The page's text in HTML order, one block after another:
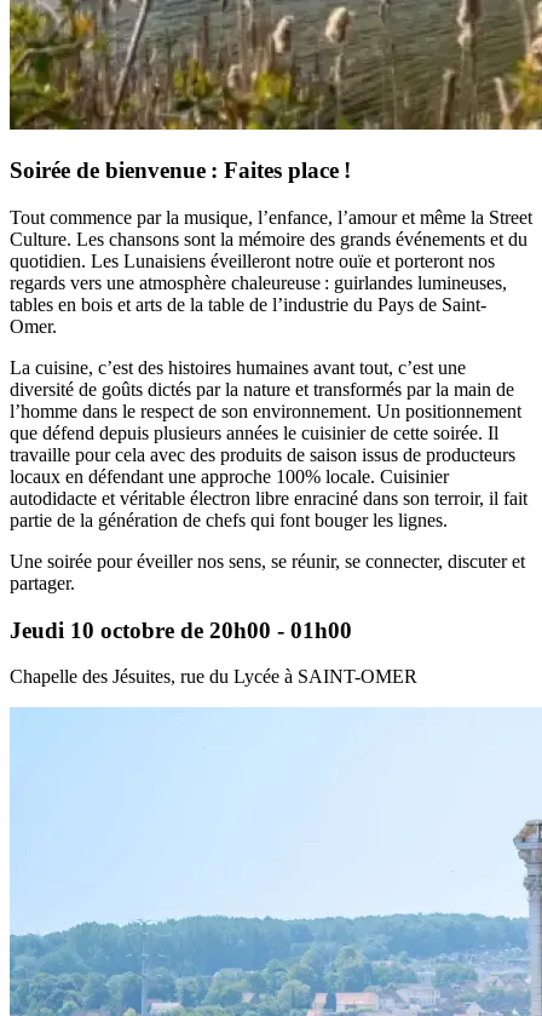
Soirée de bienvenue : Faites place !
Tout commence par la musique, l’enfance, l’amour et même la Street
Culture. Les chansons sont la mémoire des grands événements et du
quotidien. Les Lunaisiens éveilleront notre ouïe et porteront nos
regards vers une atmosphère chaleureuse : guirlandes lumineuses,
tables en bois et arts de la table de l’industrie du Pays de Saint-
Omer.
La cuisine, c’est des histoires humaines avant tout, c’est une
diversité de goûts dictés par la nature et transformés par la main de
l’homme dans le respect de son environnement. Un positionnement
que défend depuis plusieurs années le cuisinier de cette soirée. Il
travaille pour cela avec des produits de saison issus de producteurs
locaux en défendant une approche 100% locale. Cuisinier
autodidacte et véritable électron libre enraciné dans son terroir, il fait
partie de la génération de chefs qui font bouger les lignes.
Une soirée pour éveiller nos sens, se réunir, se connecter, discuter et
partager.
Jeudi 10 octobre de 20h00 - 01h00
Chapelle des Jésuites, rue du Lycée à SAINT-OMER